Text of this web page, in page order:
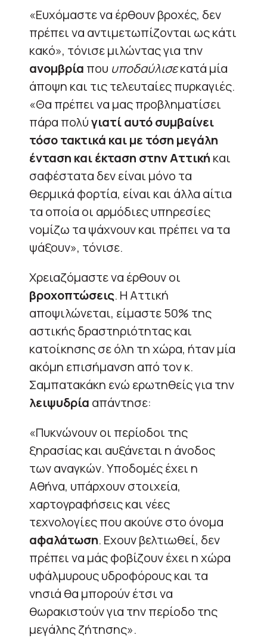
«Ευχόμαστε να έρθουν βροχές, δεν
πρέπει να αντιμετωπίζονται ως κάτι
κακό», τόνισε μιλώντας για την
ανομβρία που υποδαύλισεκατά μία
άποψη και τις τελευταίες πυρκαγιές.
«Θα πρέπει να μας προβληματίσει
πάρα πολύγιατί αυτό συμβαίνει
τόσο τακτικά και με τόση μεγάλη
ένταση και έκταση στην Αττική και
σαφέστατα δεν είναι μόνο τα
θερμικά φορτία, είναι και άλλα αίτια
τα οποία οι αρμόδιες υπηρεσίες
νομίζω τα ψάχνουν και πρέπει να τα
ψάξουν», τόνισε.
Χρειαζόμαστε να έρθουν οι
βροχοπτώσεις. Η Αττική
αποψιλώνεται, είμαστε 50% της
αστικής δραστηριότητας και
κατοίκησης σε όλη τη χώρα, ήταν μία
ακόμη επισήμανση από τον κ.
Σαμπατακάκη ενώ ερωτηθείς για την
λειψυδρία απάντησε:
«Πυκνώνουν οι περίοδοι της
ξηρασίας και αυξάνεται η άνοδος
των αναγκών. Υποδομές έχει η
Αθήνα, υπάρχουν στοιχεία,
χαρτογραφήσεις και νέες
τεχνολογίες που ακούνε στο όνομα
αφαλάτωση. Εχουν βελτιωθεί, δεν
πρέπει να μάς φοβίζουν έχει η χώρα
υφάλμυρους υδροφόρους και τα
νησιά θα μπορούν έτσι να
θωρακιστούν για την περίοδο της
μεγάλης ζήτησης».